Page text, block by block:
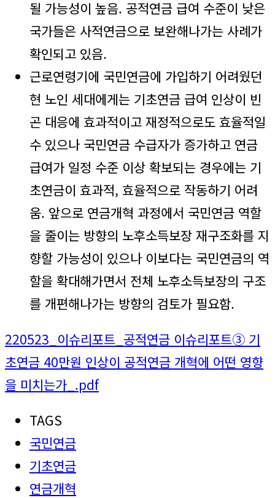
될 가능성이 높음. 공적연금 급여 수준이 낮은
국가들은 사적연금으로 보완해나가는 사례가
확인되고 있음.
근로연령기에 국민연금에 가입하기 어려웠던
현 노인 세대에게는 기초연금 급여 인상이 빈
곤 대응에 효과적이고 재정적으로도 효율적일
수 있으나 국민연금 수급자가 증가하고 연금
급여가 일정 수준 이상 확보되는 경우에는 기
초연금이 효과적, 효율적으로 작동하기 어려
움. 앞으로 연금개혁 과정에서 국민연금 역할
을 줄이는 방향의 노후소득보장 재구조화를 지
향할 가능성이 있으나 이보다는 국민연금의 역
할을 확대해가면서 전체 노후소득보장의 구조
를 개편해나가는 방향의 검토가 필요함.
220523_이슈리포트_공적연금 이슈리포트③ 기
초연금 40만원 인상이 공적연금 개혁에 어떤 영향
을 미치는가_.pdf
TAGS
국민연금
기초연금
연금개혁